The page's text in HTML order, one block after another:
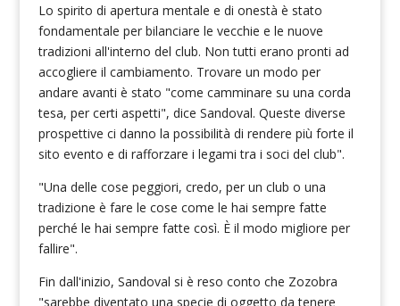
Lo spirito di apertura mentale e di onestà è stato
fondamentale per bilanciare le vecchie e le nuove
tradizioni all'interno del club. Non tutti erano pronti ad
accogliere il cambiamento. Trovare un modo per
andare avanti è stato "come camminare su una corda
tesa, per certi aspetti", dice Sandoval. Queste diverse
prospettive ci danno la possibilità di rendere più forte il
sito evento e di rafforzare i legami tra i soci del club".
"Una delle cose peggiori, credo, per un club o una
tradizione è fare le cose come le hai sempre fatte
perché le hai sempre fatte così. È il modo migliore per
fallire".
Fin dall'inizio, Sandoval si è reso conto che Zozobra
"sarebbe diventato una specie di oggetto da tenere